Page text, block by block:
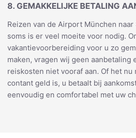
8. GEMAKKELIJKE BETALING
Reizen van de Airport München
soms is er veel moeite voor nodig.
vakantievoorbereiding voor u zo
maken, vragen wij geen aanbetaling
reiskosten niet vooraf aan. Of het
contant geld is, u betaalt bij
eenvoudig en comfortabel met uw